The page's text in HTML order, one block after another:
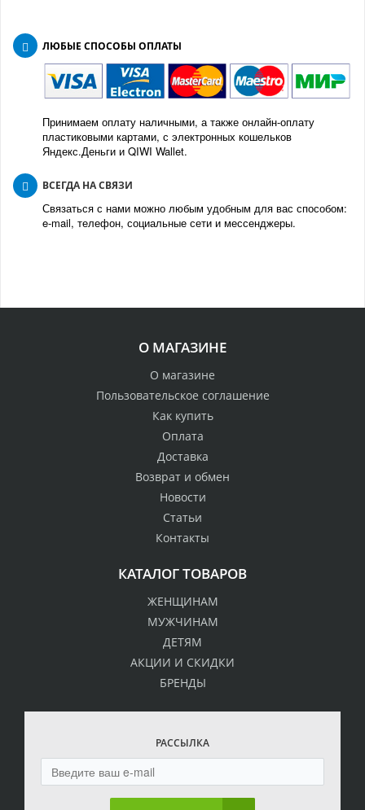
ЛЮБЫЕ СПОСОБЫ ОПЛАТЫ
Принимаем оплату наличными, а также онлайн-оплату
пластиковыми картами, с электронных кошельков
Яндекс.Деньги и QIWI Wallet.
ВСЕГДА НА СВЯЗИ
Связаться с нами можно любым удобным для вас способом:
e-mail, телефон, социальные сети и мессенджеры.
О МАГАЗИНЕ
О магазине
Пользовательское соглашение
Как купить
Оплата
Доставка
Возврат и обмен
Новости
Статьи
Контакты
КАТАЛОГ ТОВАРОВ
ЖЕНЩИНАМ
МУЖЧИНАМ
ДЕТЯМ
АКЦИИ И СКИДКИ
БРЕНДЫ
РАССЫЛКА